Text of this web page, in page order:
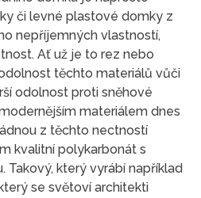
či levné plastové domky z
nepříjemných vlastností,
Ať už je to rez nebo
těchto materiálů vůči
odolnost proti sněhové
materiálem dnes
z těchto nectností
kvalitní polykarbonát s
Takový, který vyrábí například
se světoví architekti